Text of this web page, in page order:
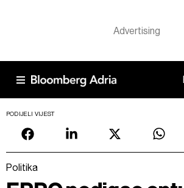
PODIJELI VIJEST
Politika